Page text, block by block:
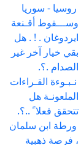
روسيا - سوريا
وســـقوط أقـنعة
ايردوغان . ! . هل
بقي خيار آخر غير
الصدام .؟.
نـبـوءة القـراءات
الملعونـة هل
تتحقق فعلا ً ..؟.
ورطة ابن سلمان
، فرصة ذهبية